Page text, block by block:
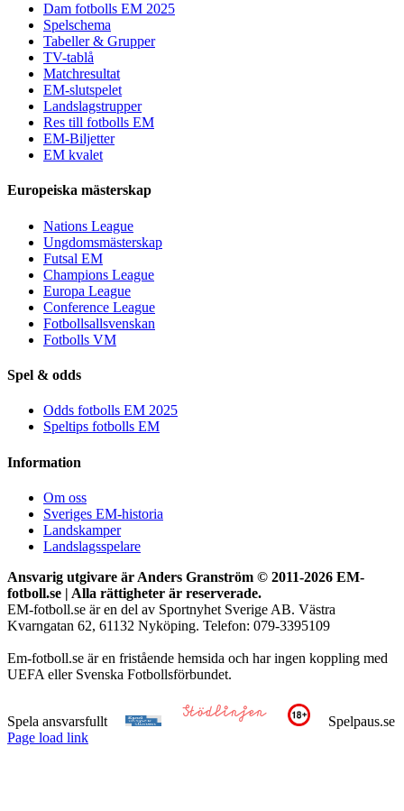
Dam fotbolls EM 2025
Spelschema
Tabeller & Grupper
TV-tablå
Matchresultat
EM-slutspelet
Landslagstrupper
Res till fotbolls EM
EM-Biljetter
EM kvalet
Europeiska mästerskap
Nations League
Ungdomsmästerskap
Futsal EM
Champions League
Europa League
Conference League
Fotbollsallsvenskan
Fotbolls VM
Spel & odds
Odds fotbolls EM 2025
Speltips fotbolls EM
Information
Om oss
Sveriges EM-historia
Landskamper
Landslagsspelare
Ansvarig utgivare är Anders Granström © 2011-2026 EM-
fotboll.se | Alla rättigheter är reserverade.
EM-fotboll.se är en del av Sportnyhet Sverige AB. Västra
Kvarngatan 62, 61132 Nyköping. Telefon: 079-3395109
Em-fotboll.se är en fristående hemsida och har ingen koppling med
UEFA eller Svenska Fotbollsförbundet.
Spela ansvarsfullt
Spelpaus.se
Page load link